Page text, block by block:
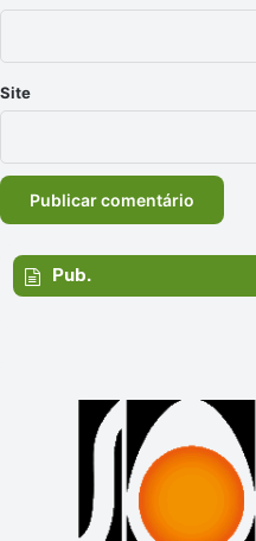
Site
Pub.